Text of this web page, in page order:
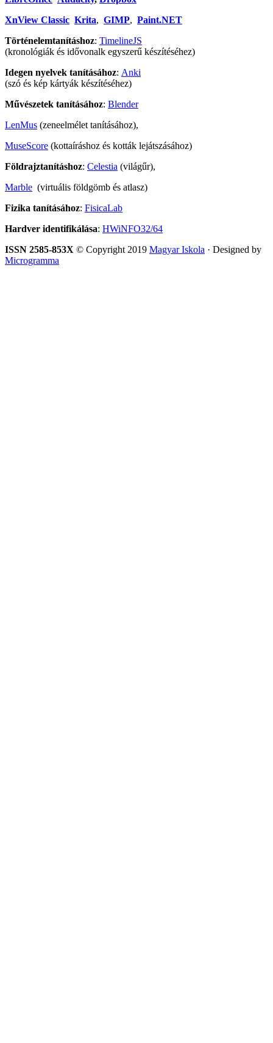
XnView Classic Krita, GIMP, Paint.NET
Történelemtanításhoz: TimelineJS
(kronológiák és idővonalk egyszerű készítéséhez)
Idegen nyelvek tanításához: Anki
(szó és kép kártyák készítéséhez)
Művészetek tanításához: Blender
LenMus (zeneelmélet tanításához),
MuseScore (kottaíráshoz és kották lejátszásához)
Földrajztanításhoz: Celestia (világűr),
Marble (virtuális földgömb és atlasz)
Fizika tanításához: FisicaLab
Hardver identifikálása: HWiNFO32/64
ISSN 2585-853X © Copyright 2019 Magyar Iskola · Designed by
Microgramma